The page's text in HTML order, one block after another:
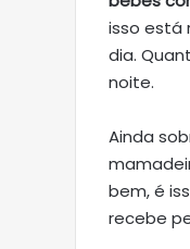
isso está
dia.
noite.
Ainda
bem, é
recebe